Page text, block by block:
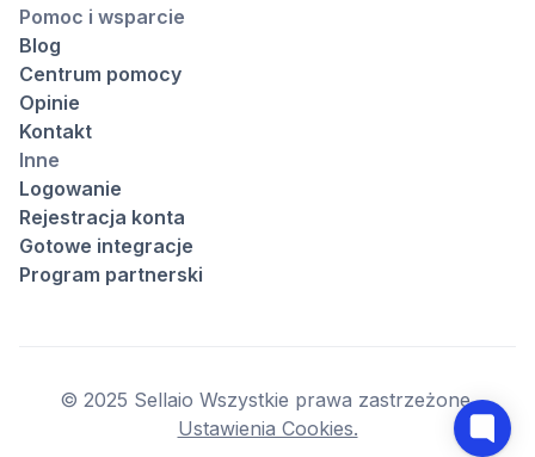
Pomoc i wsparcie
Blog
Centrum pomocy
Opinie
Kontakt
Inne
Logowanie
Rejestracja konta
Gotowe integracje
Program partnerski
© 2025 Sellaio Wszystkie prawa zastrzeżone.
Ustawienia Cookies.